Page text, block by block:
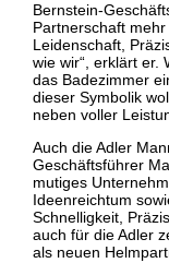
Bernstein-
Partnerschaft
Leidenschaft,
wie wir“, erklärt er.
das Badezimmer
dieser Symbolik
neben voller
Auch die Adler
Geschäftsführer
mutiges
Ideenreichtum
Schnelligkeit,
auch für die Adler
als neuen